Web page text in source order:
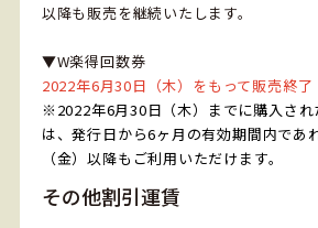
以降も販売を継続いたします。
▼W楽得回数券
2022年6月30日（木）をもって販売終了
※2022年6月30日（木）までに購入され
は、発行日から6ヶ月の有効期間内であ
（金）以降もご利用いただけます。
その他割引運賃